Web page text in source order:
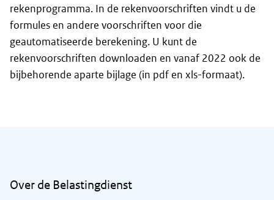
rekenprogramma. In de rekenvoorschriften vindt u de
formules en andere voorschriften voor die
geautomatiseerde berekening. U kunt de
rekenvoorschriften downloaden en vanaf 2022 ook de
bijbehorende aparte bijlage (in pdf en xls-formaat).
Over de Belastingdienst